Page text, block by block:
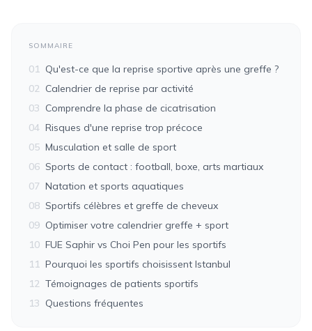
SOMMAIRE
01 Qu'est-ce que la reprise sportive après une greffe ?
02 Calendrier de reprise par activité
03 Comprendre la phase de cicatrisation
04 Risques d'une reprise trop précoce
05 Musculation et salle de sport
06 Sports de contact : football, boxe, arts martiaux
07 Natation et sports aquatiques
08 Sportifs célèbres et greffe de cheveux
09 Optimiser votre calendrier greffe + sport
10 FUE Saphir vs Choi Pen pour les sportifs
11 Pourquoi les sportifs choisissent Istanbul
12 Témoignages de patients sportifs
13 Questions fréquentes